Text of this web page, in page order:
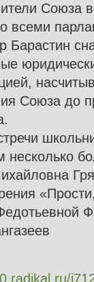
Союза
всеми
Барастин
Союза до
несколько